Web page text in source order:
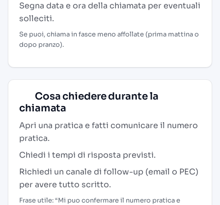
Segna data e ora della chiamata per eventuali
solleciti.
Se puoi, chiama in fasce meno affollate (prima mattina o
dopo pranzo).
Cosa chiedere durante la
chiamata
Apri una pratica e fatti comunicare il numero
pratica.
Chiedi i tempi di risposta previsti.
Richiedi un canale di follow-up (email o PEC)
per avere tutto scritto.
Frase utile: “Mi puo confermare il numero pratica e